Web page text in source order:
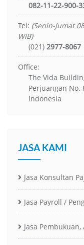
082-11-22-900-
Tel: (Senin-Jumat
WIB)
(021) 2977-8067
Office:
The Vida
Perjuangan No.
Indonesia
JASA KAMI
Jasa Konsultan
Jasa Payroll /
Jasa